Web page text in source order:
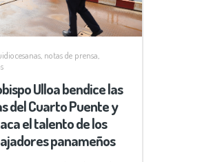
notas de prensa
Ulloa bendice las
del Cuarto Puente y
el talento de los
panameños